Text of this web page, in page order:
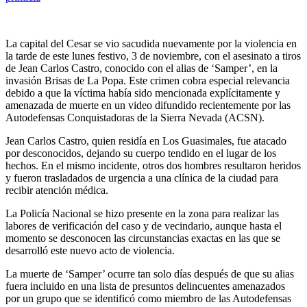
La capital del Cesar se vio sacudida nuevamente por la violencia en
la tarde de este lunes festivo, 3 de noviembre, con el asesinato a tiros
de Jean Carlos Castro, conocido con el alias de ‘Samper’, en la
invasión Brisas de La Popa. Este crimen cobra especial relevancia
debido a que la víctima había sido mencionada explícitamente y
amenazada de muerte en un video difundido recientemente por las
Autodefensas Conquistadoras de la Sierra Nevada (ACSN).
Jean Carlos Castro, quien residía en Los Guasimales, fue atacado
por desconocidos, dejando su cuerpo tendido en el lugar de los
hechos. En el mismo incidente, otros dos hombres resultaron heridos
y fueron trasladados de urgencia a una clínica de la ciudad para
recibir atención médica.
La Policía Nacional se hizo presente en la zona para realizar las
labores de verificación del caso y de vecindario, aunque hasta el
momento se desconocen las circunstancias exactas en las que se
desarrolló este nuevo acto de violencia.
La muerte de ‘Samper’ ocurre tan solo días después de que su alias
fuera incluido en una lista de presuntos delincuentes amenazados
por un grupo que se identificó como miembro de las Autodefensas